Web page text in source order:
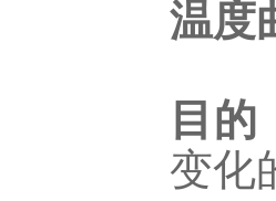
温度
目的
变化